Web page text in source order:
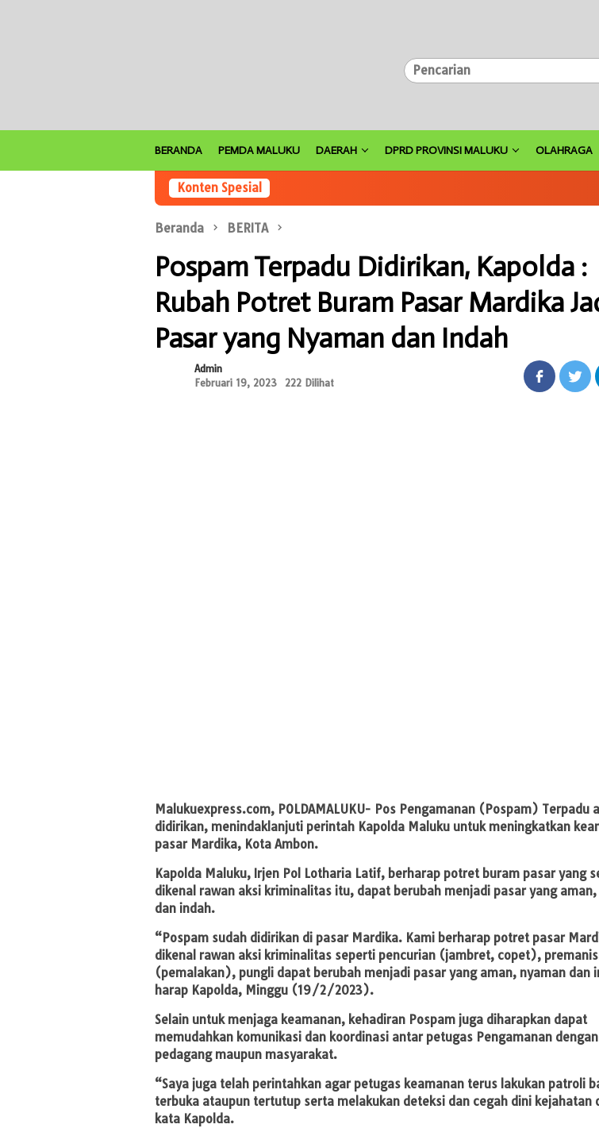
BERANDA PEMDA MALUKU DAERAH DPRD PROVINSI MALUKU OLAHRAGA
Konten Spesial
Beranda BERITA
Pospam Terpadu Didirikan, Kapolda :
Rubah Potret Buram Pasar Mardika
Pasar yang Nyaman dan Indah
Admin
Februari 19, 2023
222 Dilihat
Malukuexpress.com, POLDAMALUKU- Pos Pengamanan (Pospam) Terpadu
didirikan, menindaklanjuti perintah Kapolda Maluku untuk meningkatkan
pasar Mardika, Kota Ambon.
Kapolda Maluku, Irjen Pol Lotharia Latif, berharap potret buram pasar yang
dikenal rawan aksi kriminalitas itu, dapat berubah menjadi pasar yang
dan indah.
“Pospam sudah didirikan di pasar Mardika. Kami berharap potret pasar
dikenal rawan aksi kriminalitas seperti pencurian (jambret, copet),
(pemalakan), pungli dapat berubah menjadi pasar yang aman, nyaman dan
harap Kapolda, Minggu (19/2/2023).
Selain untuk menjaga keamanan, kehadiran Pospam juga diharapkan dapat
memudahkan komunikasi dan koordinasi antar petugas Pengamanan
pedagang maupun masyarakat.
“Saya juga telah perintahkan agar petugas keamanan terus lakukan patroli
terbuka ataupun tertutup serta melakukan deteksi dan cegah dini kejahatan
kata Kapolda.